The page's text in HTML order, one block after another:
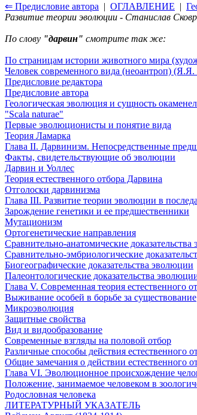
⇐ Предисловие автора | ОГЛАВЛЕНИЕ |
Развитие теории эволюции - Станислав
По слову "дарвин" смотрите так же:
По страницам истории животного мира
Человек современного вида (неоантроп)
Предисловие редактора
Предисловие автора
Геологическая эволюция и сущность
"Scala naturae"
Первые эволюционисты и понятие вида
Теория Ламарка
Глава II. Дарвинизм. Непосредственные
Факты, свидетельствующие об эволюции
Дарвин и Уоллес
Теория естественного отбора Дарвина
Отголоски дарвинизма
Глава III. Развитие теории эволюции в
Зарождение генетики и ее предшественники
Мутационизм
Ортогенетические направления
Сравнительно-анатомические
Сравнительно-эмбриологические
Биогеографические доказательства эволюции
Палеонтологические доказательства
Глава V. Современная теория естественного
Выживание особей в борьбе за существование
Микроэволюция
Защитные свойства
Вид и видообразование
Современные взгляды на половой отбор
Различные способы действия естественного
Общие замечания о действии естественного
Глава VI. Эволюционное происхождение
Положение, занимаемое человеком в
Родословная человека
ЛИТЕРАТУРНЫЙ УКАЗАТЕЛЬ